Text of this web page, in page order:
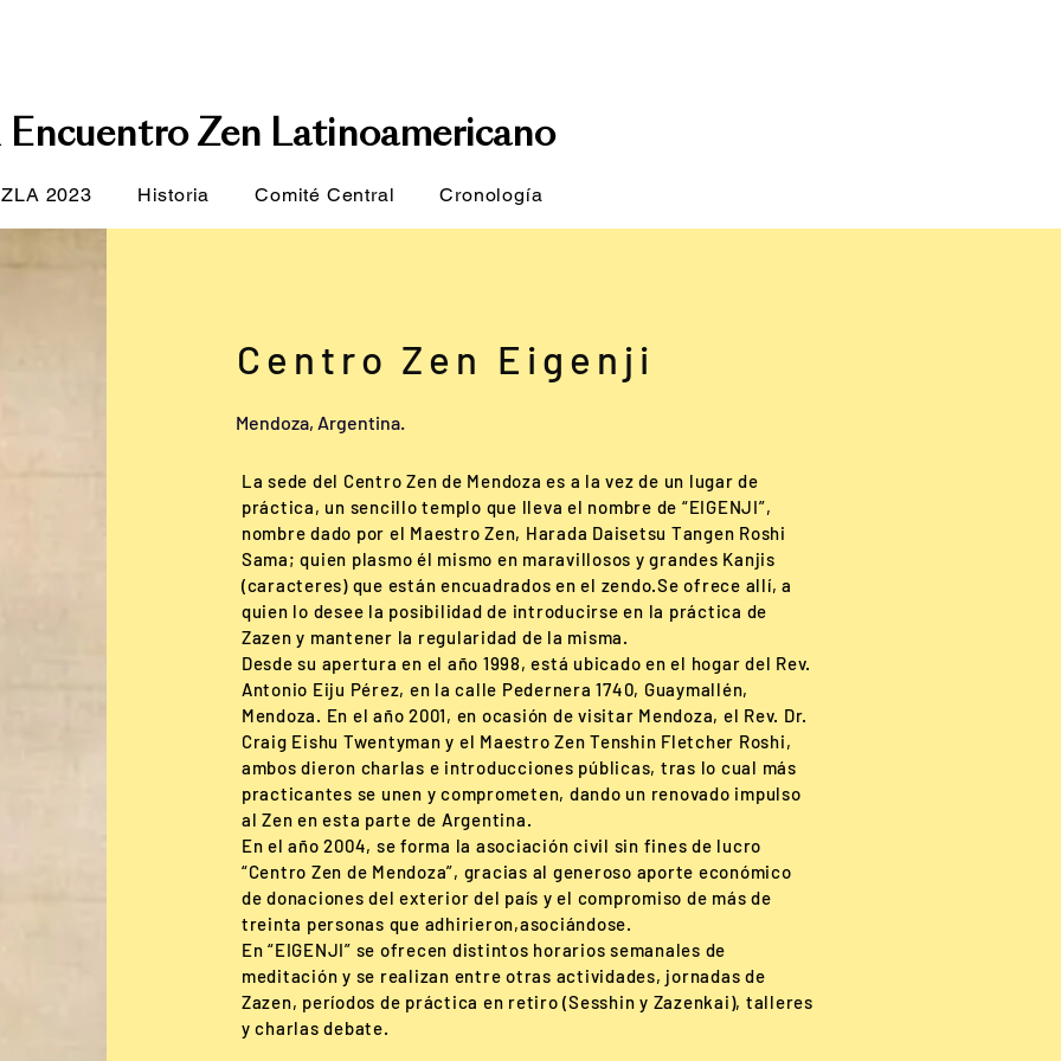
Encuentro Zen Latinoamericano
2023 Historia Comité Central Cronología
Centro Zen Eigenji
Mendoza, Argentina.
La sede del Centro Zen de Mendoza es a la vez de un lugar de
práctica, un sencillo templo que lleva el nombre de “EIGENJI”,
nombre dado por el Maestro Zen, Harada Daisetsu Tangen Roshi
Sama; quien plasmo él mismo en maravillosos y grandes Kanjis
(caracteres) que están encuadrados en el zendo.Se ofrece allí, a
quien lo desee la posibilidad de introducirse en la práctica de
Zazen y mantener la regularidad de la misma.
Desde su apertura en el año 1998, está ubicado en el hogar del Rev.
Antonio Eiju Pérez, en la calle Pedernera 1740, Guaymallén,
Mendoza. En el año 2001, en ocasión de visitar Mendoza, el Rev. Dr.
Craig Eishu Twentyman y el Maestro Zen Tenshin Fletcher Roshi,
ambos dieron charlas e introducciones públicas, tras lo cual más
practicantes se unen y comprometen, dando un renovado impulso
al Zen en esta parte de Argentina.
En el año 2004, se forma la asociación civil sin fines de lucro
“Centro Zen de Mendoza”, gracias al generoso aporte económico
de donaciones del exterior del país y el compromiso de más de
treinta personas que adhirieron,asociándose.
En “EIGENJI” se ofrecen distintos horarios semanales de
meditación y se realizan entre otras actividades, jornadas de
Zazen, períodos de práctica en retiro (Sesshin y Zazenkai), talleres
y charlas debate.